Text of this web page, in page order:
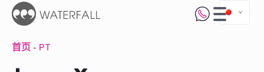
首页 - PT